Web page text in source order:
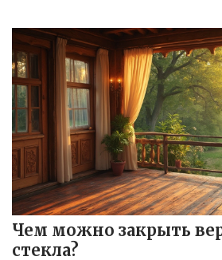
Чем можно закрыть
стекла?